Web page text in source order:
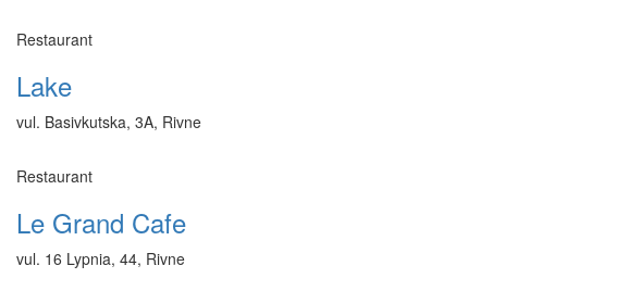
Restaurant
Lake
vul. Basivkutska, 3A, Rivne
Restaurant
Le Grand Cafe
vul. 16 Lypnia, 44, Rivne